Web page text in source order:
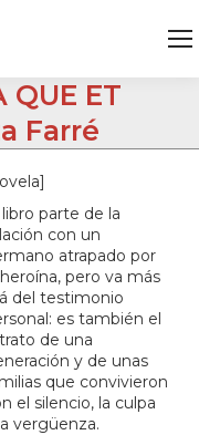
QUE ET
Farré
libro parte de la
con un
atrapado por
pero va más
del testimonio
es también el
de una
y de unas
que convivieron
el silencio, la culpa
vergüenza.